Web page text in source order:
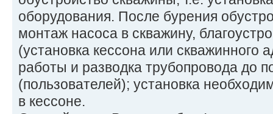
оборудования. После бурения
монтаж насоса в скважину,
(установка кессона или скважинного
работы и разводка трубопровода до
(пользователей); установка
в кессоне.